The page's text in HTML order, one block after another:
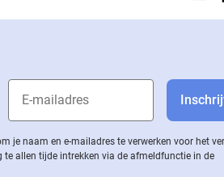
je naam en e-mailadres te verwerken voor het
allen tijde intrekken via de af­meld­func­tie in de